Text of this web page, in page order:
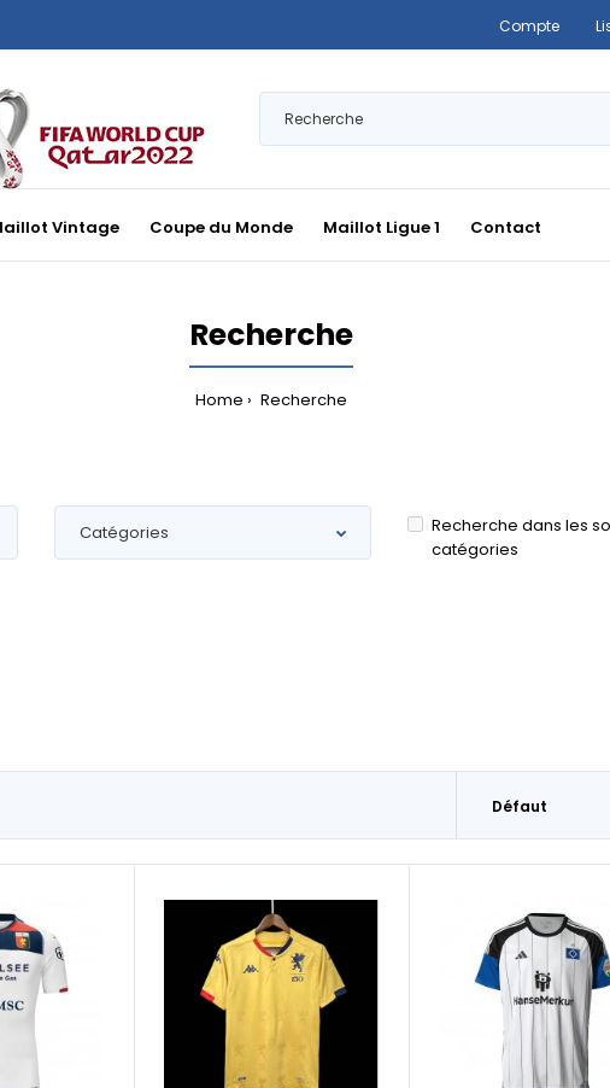
Compte
Vintage Coupe du Monde Maillot Ligue 1 Contact
Recherche
Home Recherche
Recherche dans les
catégories